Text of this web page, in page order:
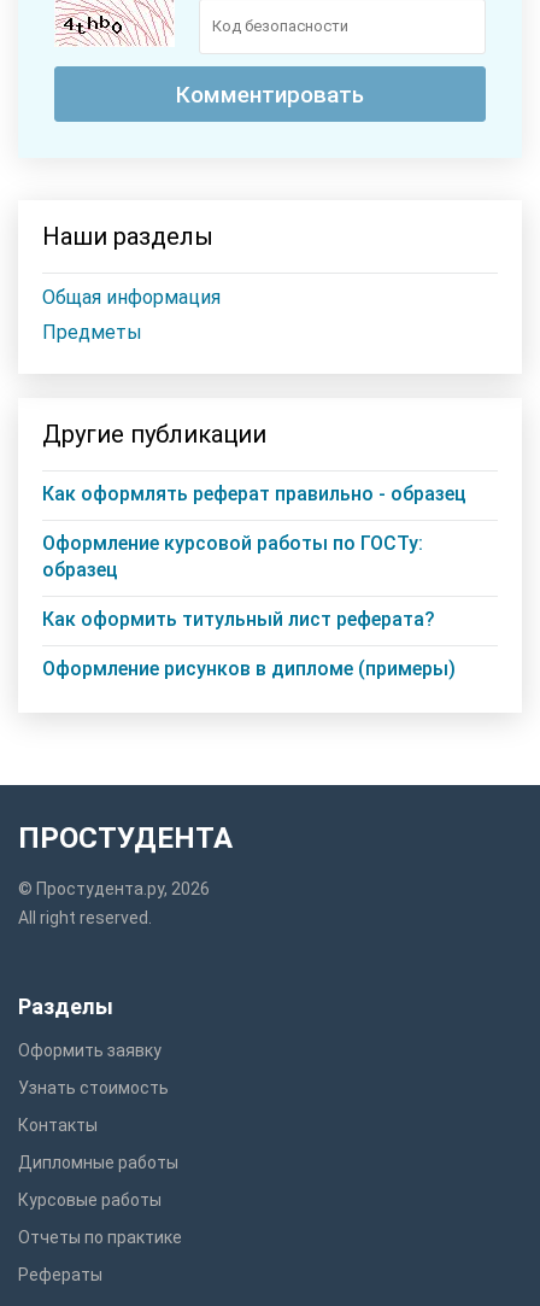
Наши разделы
Общая информация
Предметы
Другие публикации
Как оформлять реферат правильно - образец
Оформление курсовой работы по ГОСТу:
образец
Как оформить титульный лист реферата?
Оформление рисунков в дипломе (примеры)
ПРОСТУДЕНТА
© Простудента.ру, 2026
All right reserved.
Разделы
Оформить заявку
Узнать стоимость
Контакты
Дипломные работы
Курсовые работы
Отчеты по практике
Рефераты